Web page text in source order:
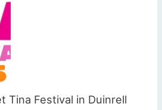
Tina Festival in Duinrell